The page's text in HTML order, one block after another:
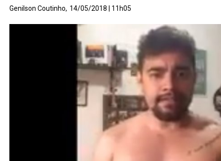
Genilson Coutinho, 14/05/2018 | 11h05